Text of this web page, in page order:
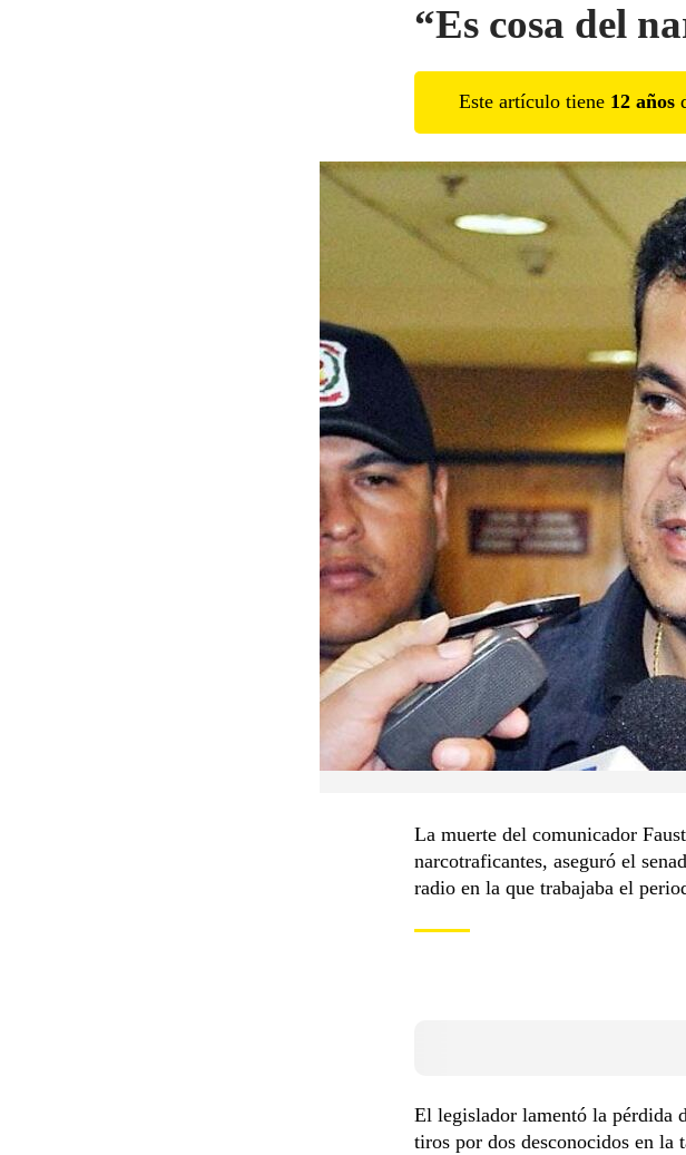
“Es cosa del
Este artículo tiene 12 años
La muerte del comunicador
narcotraficantes, aseguró el
radio en la que trabajaba el
El legislador lamentó la pérdida
tiros por dos desconocidos en la